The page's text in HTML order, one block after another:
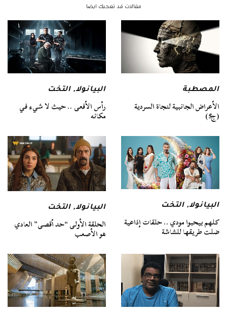
مقالات قد تعجبك ايضا
المصطبة
الأعراض الجانبية لنجاة السردية
(ج5)
البيانولا,التخت
رأس الأفعى .. حيث لا شيء في
مكانه
البيانولا,التخت
كلهم بيحبوا مودي .. حلقات إذاعية
ضلت طريقها للشاشة
البيانولا,التخت
الحلقة الأولى “حد أقصى” العادي
هو الأصعب